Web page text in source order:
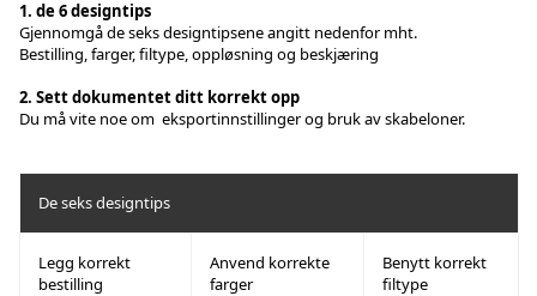
1. de 6 designtips
Gjennomgå de seks designtipsene angitt nedenfor mht.
Bestilling, farger, filtype, oppløsning og beskjæring
2. Sett dokumentet ditt korrekt opp
Du må vite noe om eksportinnstillingerog bruk avskabeloner.
De seks designtips
Legg korrekt
bestilling
Anvend korrekte
farger
Benytt korrekt
filtype